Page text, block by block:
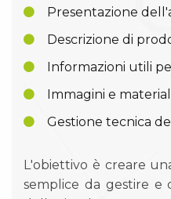
Presentazione
Descrizione di
Informazioni utili
Immagini e
Gestione tecnica
L'obiettivo è creare
semplice da gestire e